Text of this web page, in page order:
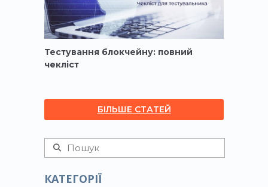
Тестування блокчейну: повний
чекліст
БІЛЬШЕ СТАТЕЙ
КАТЕГОРІЇ